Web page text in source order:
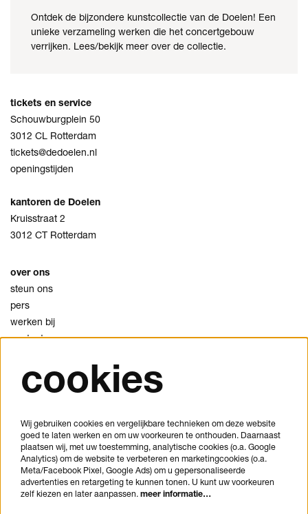
Ontdek de bijzondere kunstcollectie van de Doelen! Een
unieke verzameling werken die het concertgebouw
verrijken. Lees/bekijk meer over de collectie.
tickets en service
Schouwburgplein 50
3012 CL Rotterdam
tickets@dedoelen.nl
openingstijden
kantoren de Doelen
Kruisstraat 2
3012 CT Rotterdam
over ons
steun ons
pers
werken bij
contact
privacy
cookies
je bezoek plannen
veelgestelde vragen
huisregels
bezoekersvoorwaarden
cookies
Wij gebruiken cookies en vergelijkbare technieken om deze website
goed te laten werken en om uw voorkeuren te onthouden. Daarnaast
plaatsen wij, met uw toestemming, analytische cookies (o.a. Google
Analytics) om de website te verbeteren en marketingcookies (o.a.
Meta/Facebook Pixel, Google Ads) om u gepersonaliseerde
advertenties en retargeting te kunnen tonen. U kunt uw voorkeuren
zelf kiezen en later aanpassen. meer informatie…